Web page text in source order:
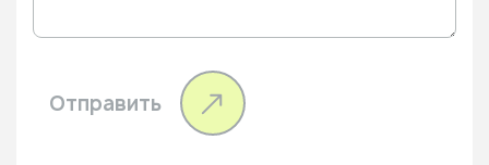
Отправить